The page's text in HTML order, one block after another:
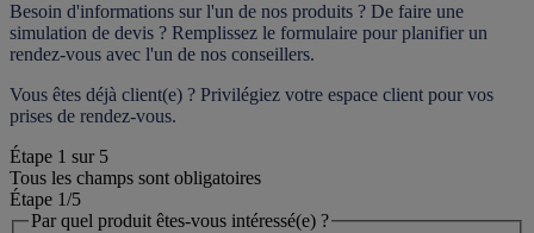
Besoin d'informations sur l'un de nos produits ? De faire une
simulation de devis ? Remplissez le formulaire pour planifier un
rendez-vous avec l'un de nos conseillers.
Vous êtes déjà client(e) ? Privilégiez votre espace client pour vos
prises de rendez-vous.
Étape 1 sur 5
Tous les champs sont obligatoires
Étape 1/5
Par quel produit êtes-vous intéressé(e) ?